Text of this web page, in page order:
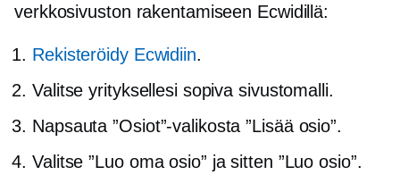
verkkosivuston rakentamiseen Ecwidillä:
Rekisteröidy Ecwidiin.
Valitse yrityksellesi sopiva sivustomalli.
Napsauta ”Osiot”-valikosta ”Lisää osio”.
Valitse ”Luo oma osio” ja sitten ”Luo osio”.